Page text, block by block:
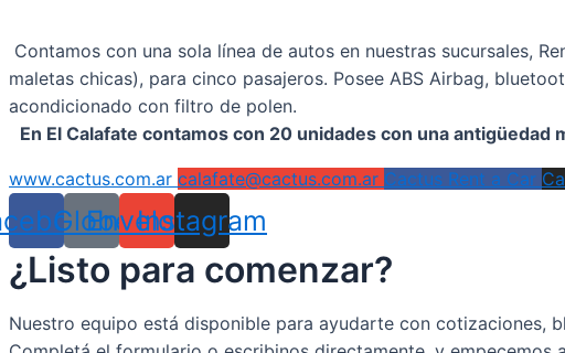
Contamos con una sola línea de autos en nuestras sucursales,
maletas chicas), para cinco pasajeros. Posee ABS Airbag,
acondicionado con filtro de polen.
En El Calafate contamos con 20 unidades con una antigüedad
www.cactus.com.ar calafate@cactus.com.ar Cactus Rent a Car
Globe
Envelope
Instagram
¿Listo para comenzar?
Nuestro equipo está disponible para ayudarte con cotizaciones,